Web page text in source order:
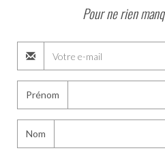
Pour ne rien
Prénom
Nom